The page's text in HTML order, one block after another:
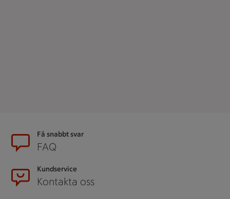
SidfotFå snabbt svar
FAQ
Kundservice
Kontakta oss